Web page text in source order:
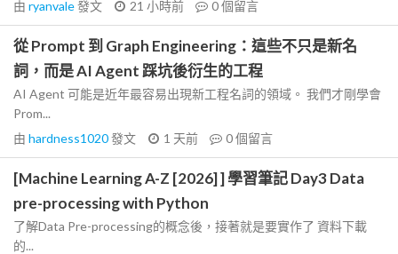
由 ryanvale發文 21 小時前 0個留言
從 Prompt 到 Graph Engineering：這些不只是新名
詞，而是 AI Agent 踩坑後衍生的工程
AI Agent 可能是近年最容易出現新工程名詞的領域。 我們才剛學會
Prom...
由 hardness1020發文 1 天前 0個留言
[Machine Learning A-Z [2026] ] 學習筆記 Day3 Data
pre-processing with Python
了解Data Pre-processing的概念後，接著就是要實作了 資料下載
的...